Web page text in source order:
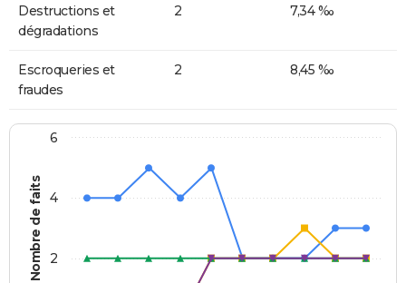
Destructions et
dégradations
2 7,34 ‰
Escroqueries et
fraudes
2 8,45 ‰
Nombre de faits 2
4
6